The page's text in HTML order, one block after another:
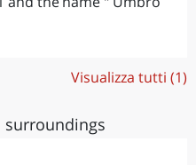
Visualizza tutti (1)
surroundings